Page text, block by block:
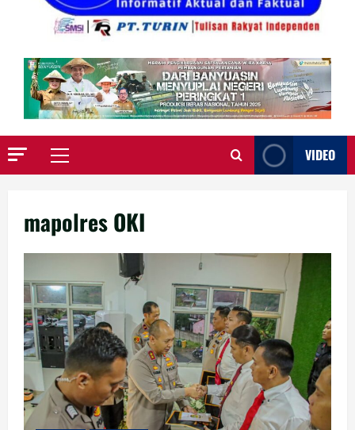
Primary
VIDEO
mapolres OKI